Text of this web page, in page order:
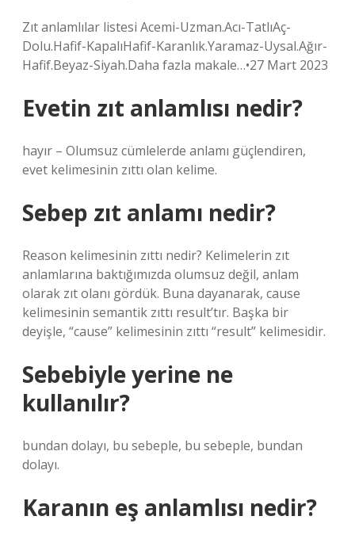
Zıt anlamlılar listesi Acemi-Uzman.Acı-TatlıAç-
Dolu.Hafif-KapalıHafif-Karanlık.Yaramaz-Uysal.Ağır-
Hafif.Beyaz-Siyah.Daha fazla makale…•27 Mart 2023
Evetin zıt anlamlısı nedir?
hayır – Olumsuz cümlelerde anlamı güçlendiren,
evet kelimesinin zıttı olan kelime.
Sebep zıt anlamı nedir?
Reason kelimesinin zıttı nedir? Kelimelerin zıt
anlamlarına baktığımızda olumsuz değil, anlam
olarak zıt olanı gördük. Buna dayanarak, cause
kelimesinin semantik zıttı result’tır. Başka bir
deyişle, “cause” kelimesinin zıttı “result” kelimesidir.
Sebebiyle yerine ne
kullanılır?
bundan dolayı, bu sebeple, bu sebeple, bundan
dolayı.
Karanın eş anlamlısı nedir?